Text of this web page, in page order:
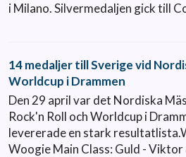
i Milano. Silvermedaljen gick till
14 medaljer till Sverige vid
Worldcup i Drammen
Den 29 april var det Nordiska
Rock'n Roll och Worldcup i
levererade en stark
Woogie Main Class: Guld -